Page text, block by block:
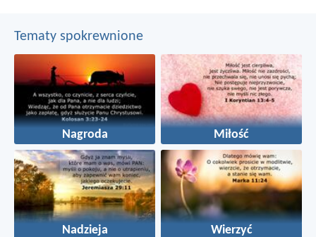
Tematy spokrewnione
Nagroda Miłość
Nadzieja Wierzyć